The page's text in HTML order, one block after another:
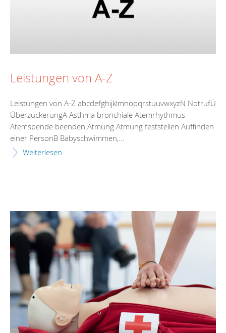
Leistungen von A-Z
Leistungen von A-Z abcdefghijklmnopqrstüuvwxyzN NotrufÜ
ÜberzuckerungA Asthma bronchiale Atemrhythmus
Atemspende beenden Atmung Atmung feststellen Auffinden
einer PersonB Babyschwimmen,...
Weiterlesen